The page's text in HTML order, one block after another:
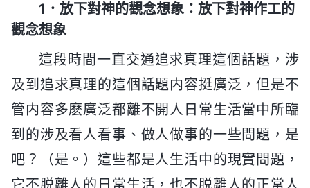
1．放下對神的觀念想象：放下對神作工的
觀念想象
這段時間一直交通追求真理這個話題，涉
及到追求真理的這個話題内容挺廣泛，但是不
管内容多麽廣泛都離不開人日常生活當中所臨
到的涉及看人看事、做人做事的一些問題，是
吧？（是。）這些都是人生活中的現實問題，
它不脱離人的日常生活，也不脱離人的正常人